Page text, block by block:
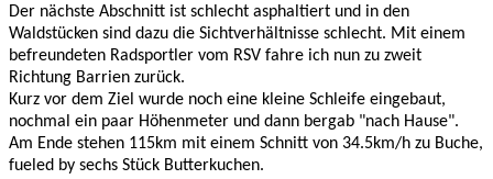
Der nächste Abschnitt ist schlecht asphaltiert und in den
Waldstücken sind dazu die Sichtverhältnisse schlecht. Mit einem
befreundeten Radsportler vom RSV fahre ich nun zu zweit
Richtung Barrien zurück.
Kurz vor dem Ziel wurde noch eine kleine Schleife eingebaut,
nochmal ein paar Höhenmeter und dann bergab "nach Hause".
Am Ende stehen 115km mit einem Schnitt von 34.5km/h zu Buche,
fueled by sechs Stück Butterkuchen.